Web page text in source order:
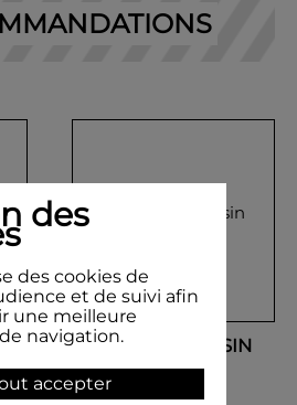
TAMPON DESSIN
ENFANT
des
des cookies de
et de suivi afin
une meilleure
navigation.
accepter